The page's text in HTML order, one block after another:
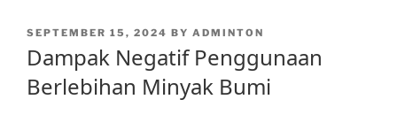
POSTED
SEPTEMBER 15, 2024 BY ADMINTON
Dampak Negatif Penggunaan
Berlebihan Minyak Bumi